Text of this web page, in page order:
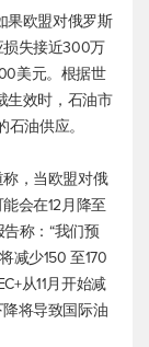
果欧盟对俄罗斯
损失接近300万
美元。根据世
生效时，石油市
油供应。
，当欧盟对俄
会在12月降至
称：“我们预
减少150 至170
从11月开始减
将导致国际油